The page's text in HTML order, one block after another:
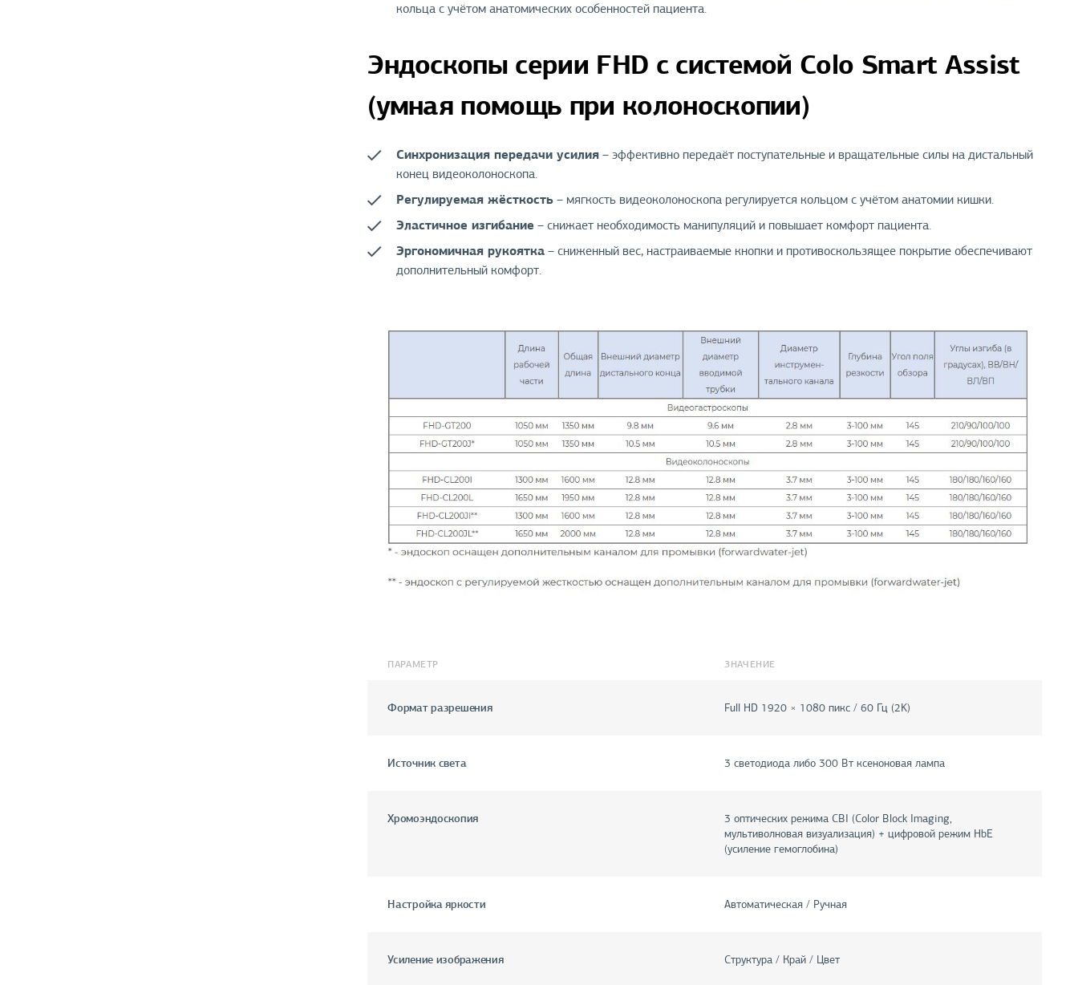
кольца с учётом анатомических особенностей пациента.
Эндоскопы серии FHD с системой Colo Smart Assist
(умная помощь при колоноскопии)
Синхронизация передачи усилия – эффективно передаёт поступательные и вращательные силы на дистальный
конец видеоколоноскопа.
Регулируемая жёсткость – мягкость видеоколоноскопа регулируется кольцом с учётом анатомии кишки.
Эластичное изгибание – снижает необходимость манипуляций и повышает комфорт пациента.
Эргономичная рукоятка – сниженный вес, настраиваемые кнопки и противоскользящее покрытие обеспечивают
дополнительный комфорт.
ПАРАМЕТР ЗНАЧЕНИЕ
Формат разрешения Full HD 1920 × 1080 пикс / 60 Гц (2K)
Источник света 3 светодиода либо 300 Вт ксеноновая лампа
Хромоэндоскопия
3 оптических режима CBI (Color Block Imaging,
мультиволновая визуализация) + цифровой режим HbE
(усиление гемоглобина)
Настройка яркости Автоматическая / Ручная
Усиление изображения Структура / Край / Цвет